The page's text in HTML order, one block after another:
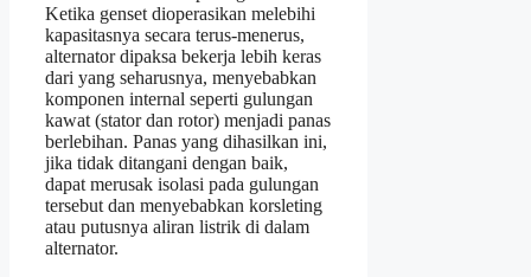
Ketika genset dioperasikan melebihi
kapasitasnya secara terus-menerus,
alternator dipaksa bekerja lebih keras
dari yang seharusnya, menyebabkan
komponen internal seperti gulungan
kawat (stator dan rotor) menjadi panas
berlebihan. Panas yang dihasilkan ini,
jika tidak ditangani dengan baik,
dapat merusak isolasi pada gulungan
tersebut dan menyebabkan korsleting
atau putusnya aliran listrik di dalam
alternator.